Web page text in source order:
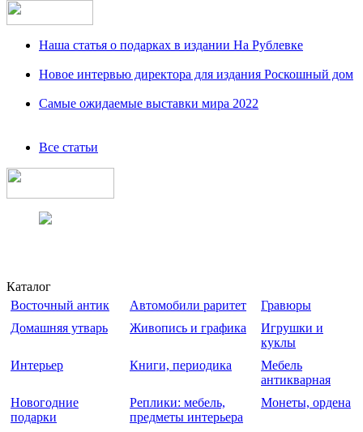
Наша статья о подарках в издании На Рублевке
Новое интервью директора для издания Роскошный дом
Самые ожидаемые выставки мира 2022
Все статьи
Каталог
Восточный антик
Автомобили раритет
Гравюры
Домашняя утварь
Живопись и графика
Игрушки и
куклы
Интерьер
Книги, периодика
Мебель
антикварная
Новогодние
подарки
Реплики: мебель,
предметы интерьера
Монеты, ордена